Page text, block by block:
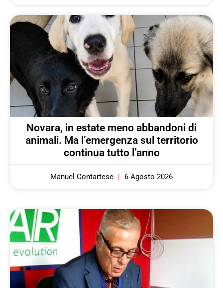
Novara, in estate meno abbandoni di
animali. Ma l’emergenza sul territorio
continua tutto l’anno
Manuel Contartese 6 Agosto 2026